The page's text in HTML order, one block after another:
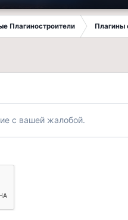
Плагиностроители Плагины
с вашей жалобой.